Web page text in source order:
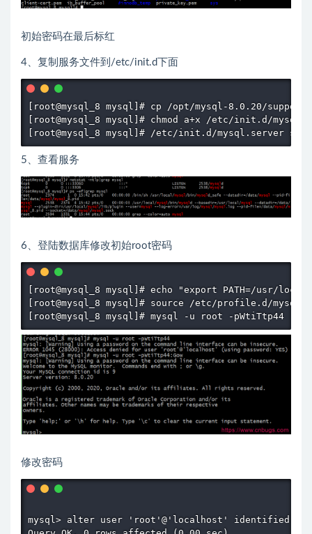
初始密码在最后标红
4、复制服务文件到/etc/init.d下面
[root@mysql_8 mysql]# cp /opt/mysql-8.0.20/
[root@mysql_8 mysql]# chmod a+x /etc/init.d/
[root@mysql_8 mysql]# /etc/init.d/mysql.server
5、查看服务
6、登陆数据库修改初始root密码
[root@mysql_8 mysql]# echo "export PATH=/usr/
[root@mysql_8 mysql]# source /etc/profile.d/
[root@mysql_8 mysql]# mysql -u root -pWtiTtp44
修改密码
mysql> alter user 'root'@'localhost' identified with